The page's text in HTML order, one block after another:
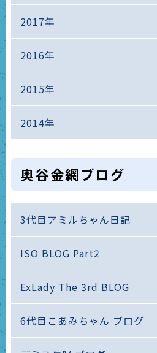
2017年
2016年
2015年
2014年
奥谷金網ブログ
3代目アミルちゃん日記
ISO BLOG Part2
ExLady The 3rd BLOG
6代目こあみちゃん ブログ